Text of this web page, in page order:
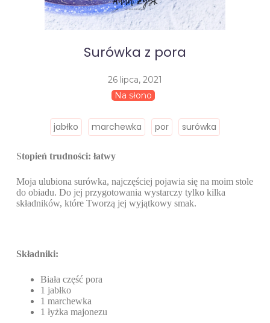
Surówka z pora
26 lipca, 2021
Na słono
jabłko marchewka por surówka
Stopień trudności: łatwy
Moja ulubiona surówka, najczęściej pojawia się na moim stole
do obiadu. Do jej przygotowania wystarczy tylko kilka
składników, które Tworzą jej wyjątkowy smak.
Składniki:
Biała część pora
1 jabłko
1 marchewka
1 łyżka majonezu